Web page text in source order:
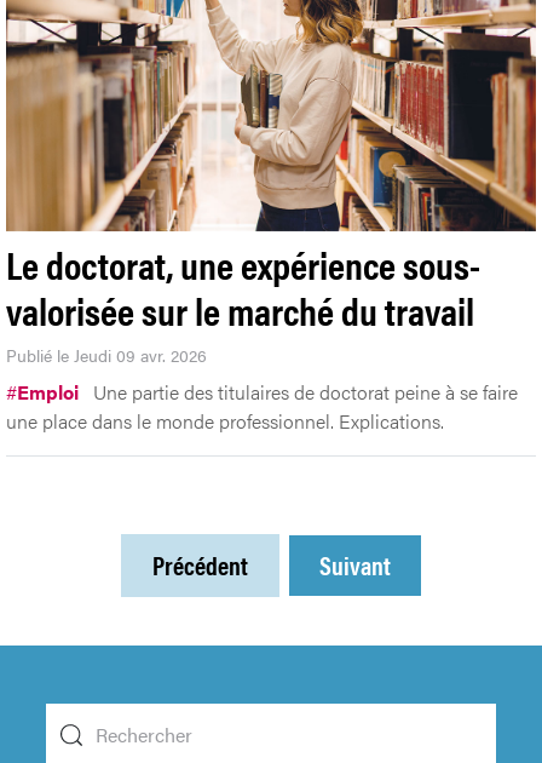
Le doctorat, une expérience sous-
valorisée sur le marché du travail
Publié le Jeudi 09 avr. 2026
#Emploi Une partie des titulaires de doctorat peine à se faire
une place dans le monde professionnel. Explications.
Précédent Suivant